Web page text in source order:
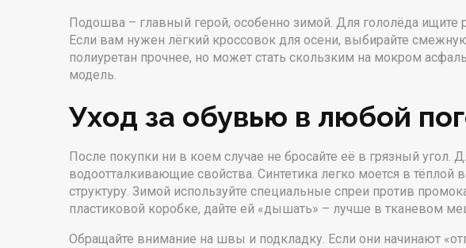
Подошва – главный герой, особенно зимой. Для гололёда ищите
Если вам нужен лёгкий кроссовок для осени, выбирайте
полиуретан прочнее, но может стать скользким на мокром
модель.
Уход за обувью в любой
После покупки ни в коем случае не бросайте её в грязный угол.
водоотталкивающие свойства. Синтетика легко моется в
структуру. Зимой используйте специальные спреи против
пластиковой коробке, дайте ей «дышать» – лучше в тканевом
Обращайте внимание на швы и подкладку. Если они начинают